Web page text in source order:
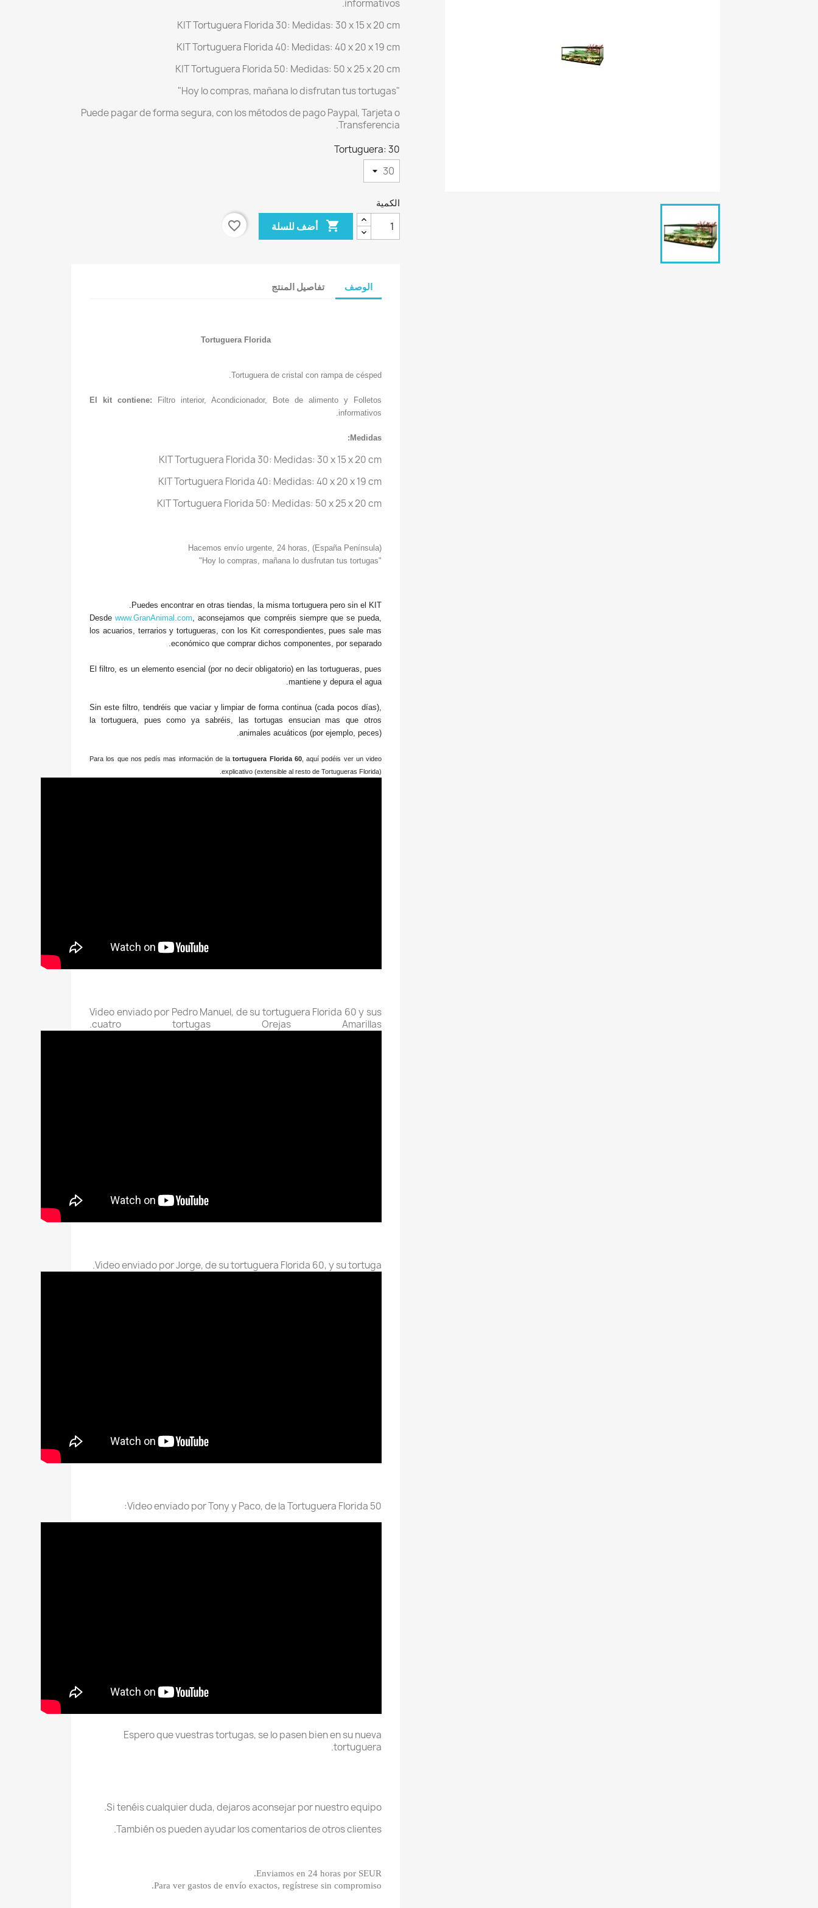
informativos.
KIT Tortuguera Florida 30: Medidas: 30 x 15 x 20 cm
KIT Tortuguera Florida 40: Medidas: 40 x 20 x 19 cm
KIT Tortuguera Florida 50: Medidas: 50 x 25 x 20 cm
"Hoy lo compras, mañana lo disfrutan tus tortugas"
Puede pagar de forma segura, con los métodos de pago Paypal, Tarjeta o
Transferencia.
Tortuguera: 30
الكمية
 أضف للسلة favorite_border
الوصف تفاصيل المنتج
Tortuguera Florida
Tortuguera de cristal con rampa de césped.
El kit contiene:
Filtro interior, Acondicionador, Bote de alimento y Folletos
informativos.
Medidas:
KIT Tortuguera Florida 30: Medidas: 30 x 15 x 20 cm
KIT Tortuguera Florida 40: Medidas: 40 x 20 x 19 cm
KIT Tortuguera Florida 50: Medidas: 50 x 25 x 20 cm
Hacemos envío urgente, 24 horas, (España Península)
"Hoy lo compras, mañana lo dusfrutan tus tortugas"
Puedes encontrar en otras tiendas, la misma tortuguera pero sin el KIT.
Desdewww.GranAnimal.com, aconsejamos que compréis siempre que se pueda,
los acuarios, terrarios y tortugueras, con los Kit correspondientes, pues sale mas
económico que comprar dichos componentes, por separado.
El filtro, es un elemento esencial (por no decir obligatorio) en las tortugueras, pues
mantiene y depura el agua.
Sin este filtro, tendréis que vaciar y limpiar de forma continua (cada pocos días),
la tortuguera, pues como ya sabréis, las tortugas ensucian mas que otros
animales acuáticos (por ejemplo, peces).
Para los que nos pedís mas información de la tortuguera Florida 60, aquí podéis ver un video
explicativo (extensible al resto de Tortugueras Florida).
Video enviado por Pedro Manuel, de su tortuguera Florida 60 y sus
cuatro tortugas Orejas Amarillas.
Video enviado por Jorge, de su tortuguera Florida 60, y su tortuga.
Video enviado por Tony y Paco, de la Tortuguera Florida 50:
Espero que vuestras tortugas, se lo pasen bien en su nueva
tortuguera.
Si tenéis cualquier duda, dejaros aconsejar por nuestro equipo.
También os pueden ayudar los comentarios de otros clientes.
Enviamos en 24 horas por SEUR.
Para ver gastos de envío exactos, regístrese sin compromiso.